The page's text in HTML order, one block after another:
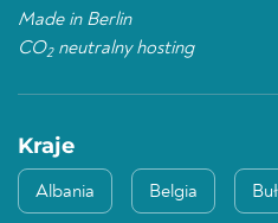
Made in Berlin
CO2neutralny hosting
Kraje
Albania Belgia